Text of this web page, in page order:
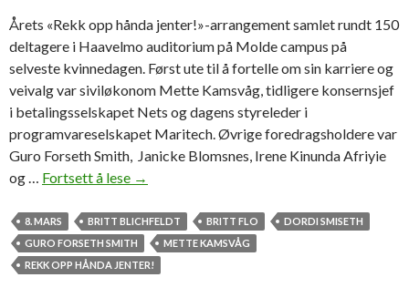
Årets «Rekk opp hånda jenter!»-arrangement samlet rundt 150
deltagere i Haavelmo auditorium på Molde campus på
selveste kvinnedagen. Først ute til å fortelle om sin karriere og
veivalg var siviløkonom Mette Kamsvåg, tidligere konsernsjef
i betalingsselskapet Nets og dagens styreleder i
programvareselskapet Maritech. Øvrige foredragsholdere var
Guro Forseth Smith, Janicke Blomsnes, Irene Kinunda Afriyie
og … Fortsett å lese L
d
e
r
→
8. MARS BRITT BLICHFELDT BRITT FLO
DORDI SMISETH
GURO FORSETH SMITH
METTE KAMSVÅG
REKK OPP HÅNDA JENTER!